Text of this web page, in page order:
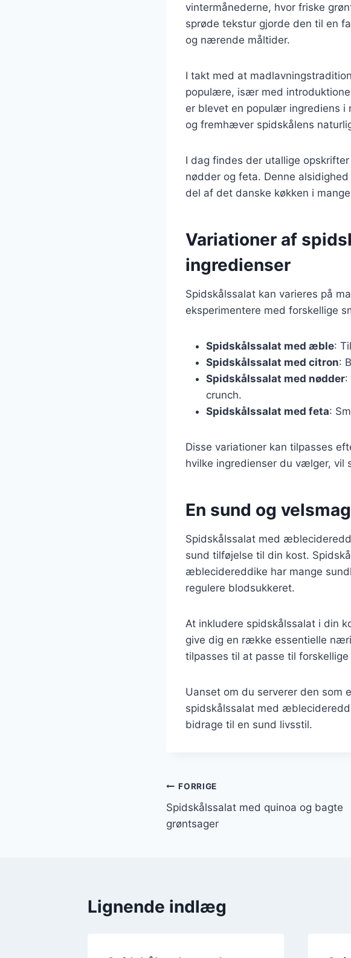
vintermånederne, hvor friske
sprøde tekstur gjorde den til en
og nærende måltider.
I takt med at
populære, især med
er blevet en populær ingrediens i
og fremhæver spidskålens
I dag findes der utallige
nødder og feta. Denne
del af det danske køkken i
Variationer af
ingredienser
Spidskålssalat kan varieres på
eksperimentere med forskellige
Spidskålssalat med æble:
Spidskålssalat med citron:
Spidskålssalat med nødder:
crunch.
Spidskålssalat med feta:
Disse variationer kan tilpasses
hvilke ingredienser du vælger,
En sund og
Spidskålssalat med
sund tilføjelse til din kost.
æblecidereddike har mange
regulere blodsukkeret.
At inkludere spidskålssalat i din
give dig en række essentielle
tilpasses til at passe til
Uanset om du serverer den som
spidskålssalat med
bidrage til en sund livsstil.
Indlægsnavigation
FORRIGE
Spidskålssalat med quinoa og bagte
grøntsager
Lignende indlæg